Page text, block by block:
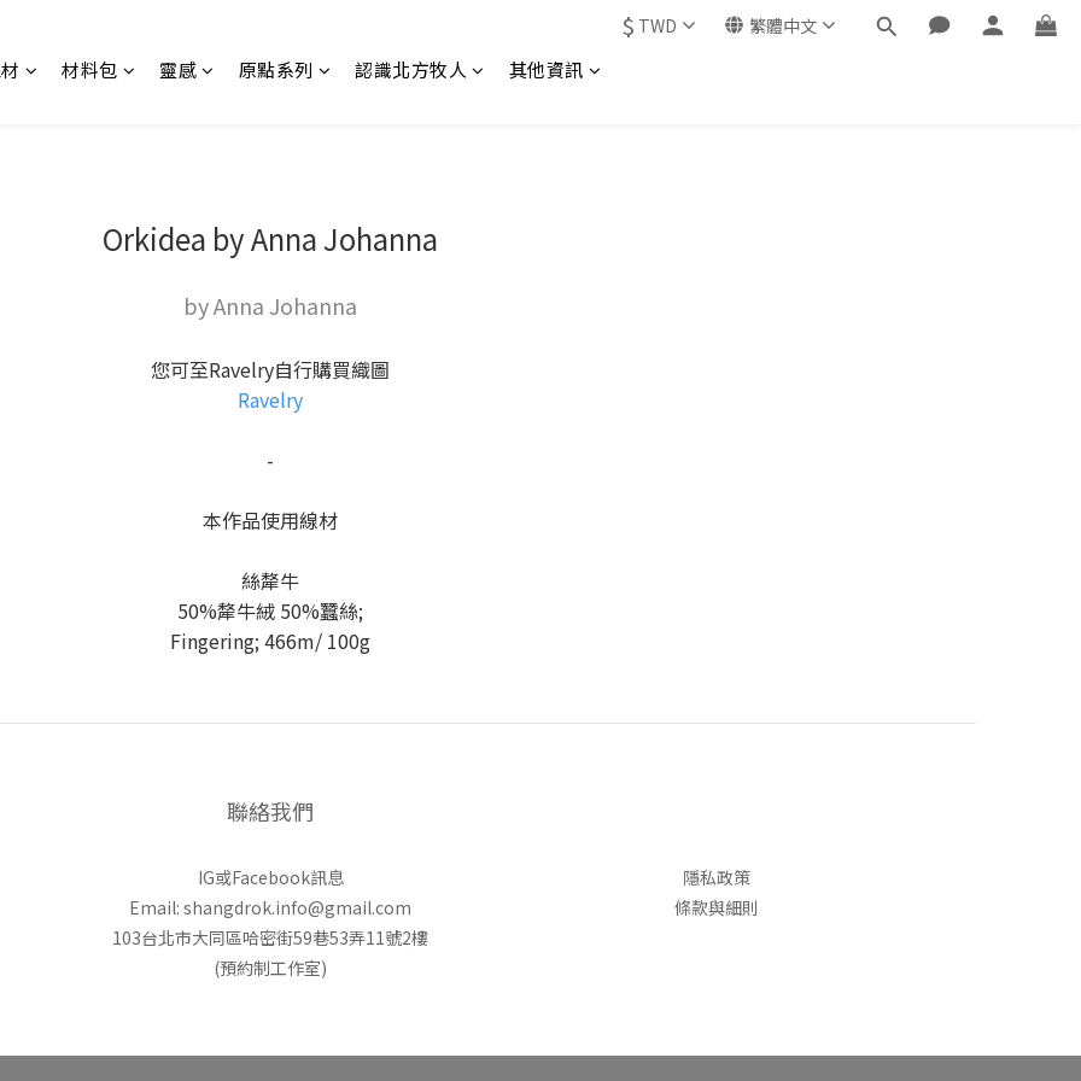
$ TWD 繁體中文
材料包 靈感 原點系列 認識北方牧人 其他資訊
Orkidea by Anna Johanna
by Anna Johanna
您可至Ravelry自行購買織圖
Ravelry
-
本作品使用線材
絲犛牛
50%犛牛絨 50%蠶絲;
Fingering; 466m/ 100g
聯絡我們
IG或Facebook訊息
Email: shangdrok.info@gmail.com
103台北市大同區哈密街59巷53弄11號2樓
(預約制工作室)
隱私政策
條款與細則